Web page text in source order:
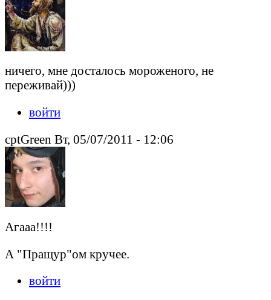
ничего, мне досталось мороженого, не
переживай)))
войти
cptGreen Вт, 05/07/2011 - 12:06
Агааа!!!!
А "Пращур"ом кручее.
войти